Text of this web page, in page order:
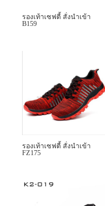
รองเท้าเซฟตี้ สั่งนำเข้า
B159
รองเท้าเซฟตี้ สั่งนำเข้า
FZ175